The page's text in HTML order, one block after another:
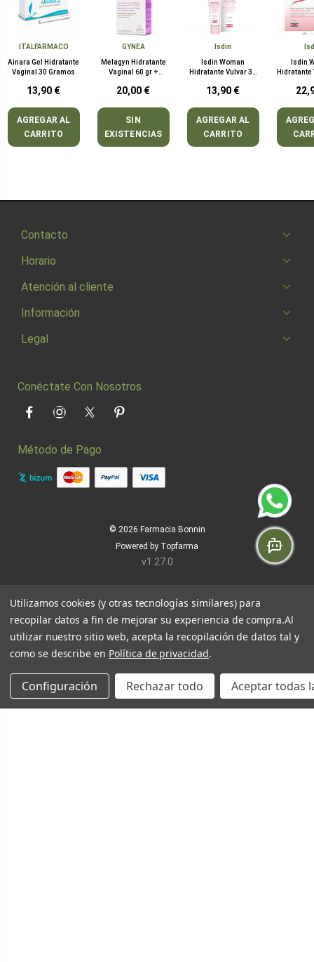
ITALFARMACO
Ainara Gel Hidratante
Vaginal 30 Gramos
13,90 €
AGREGAR AL
CARRITO
GYNEA
Melagyn Hidratante
Vaginal 60 gr +
20,00 €
SIN
EXISTENCIAS
Isdin
Isdin Woman
Hidratante Vulvar 30
13,90 €
AGREGAR AL
CARRITO
Isdin
Hidratante
Contacto
Horario
Atención al cliente
Información
Legal
Conéctate Con Nosotros
FacebookInstagramTwitter Pinterest
Método de Pago
© 2026 Farmacia Bonnin
Powered by Topfarma
v1.27.0
Utilizamos cookies (y otras tecnologías similares) para
recopilar datos a fin de mejorar su experiencia de compra.Al
utilizar nuestro sitio web, acepta la recopilación de datos tal y
como se describe en Política de privacidad.
Configuración Rechazar todo Aceptar todas